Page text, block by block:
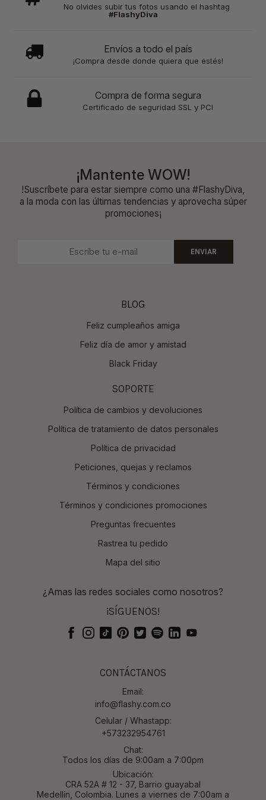
No olvides subir tus fotos usando el hashtag
#FlashyDiva
Envíos a todo el país
¡Compra desde donde quiera que estés!
Compra de forma segura
Certificado de seguridad SSL y PCI
¡Mantente WOW!
!Suscríbete para estar siempre como una #FlashyDiva,
a la moda con las últimas tendencias y aprovecha súper
promociones¡
ENVIAR
BLOG
Feliz cumpleaños amiga
Feliz día de amor y amistad
Black Friday
SOPORTE
Política de cambios y devoluciones
Política de tratamiento de datos personales
Política de privacidad
Peticiones, quejas y reclamos
Términos y condiciones
Términos y condiciones promociones
Preguntas frecuentes
Rastrea tu pedido
Mapa del sitio
¿Amas las redes sociales como nosotros?
¡SÍGUENOS!
CONTÁCTANOS
Email:
info@flashy.com.co
Celular / Whastapp:
+573232954761
Chat:
Todos los días de 9:00am a 7:00pm
Ubicación:
CRA 52A # 12 - 37, Barrio guayabal
Medellín, Colombia. Lunes a viernes de 7:00am a